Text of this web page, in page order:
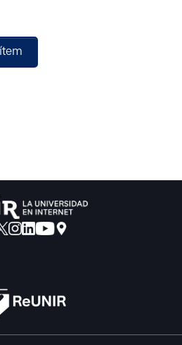
y una propuesta de
se han diseñado una serie de
como recurso